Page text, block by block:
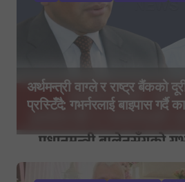
अर्थमन्त्री वाग्ले र राष्ट्र बैंकको
प्रस्टिँदै: गभर्नरलाई बाइपास गर्दै